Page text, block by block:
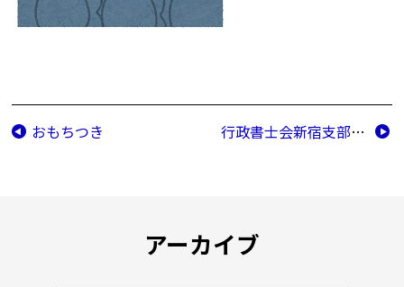
おもちつき 行政書士会新宿支部成立５０周年
アーカイブ